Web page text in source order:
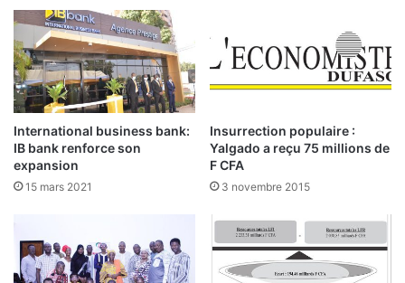
s
p
o
u
r
l
’
i
n
s
a
s
International business bank:
IB bank renforce son
expansion
15 mars 2021
Insurrection populaire :
Yalgado a reçu 75 millions de
F CFA
3 novembre 2015